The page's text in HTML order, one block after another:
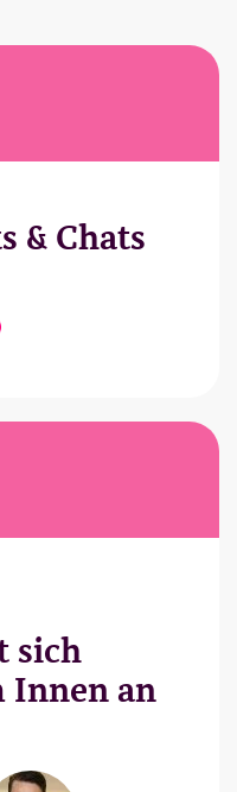
& Chats
sich
Innen an